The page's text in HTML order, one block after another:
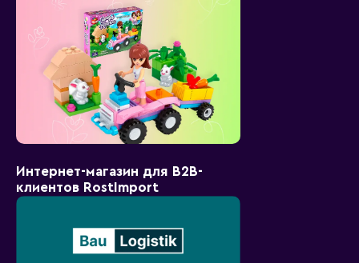
Интернет-магазин для B2B-
клиентов RostImport